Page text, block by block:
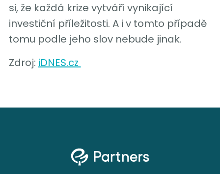
si, že každá krize vytváří vynikající
investiční příležitosti. A i v tomto případě
tomu podle jeho slov nebude jinak.
Zdroj: iDNES.cz